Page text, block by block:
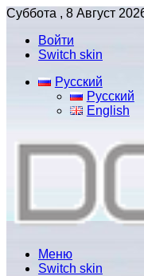
Суббота , 8 Август
Войти
Switch skin
Русский
Русский
English
Меню
Switch skin